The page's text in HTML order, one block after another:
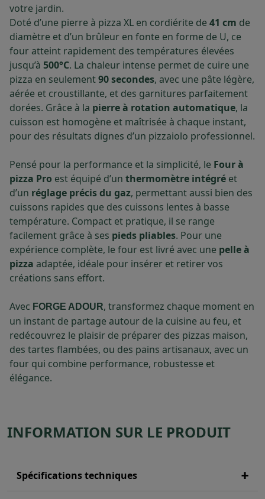
votre jardin.
Doté d’une pierre à pizza XL en cordiérite de 41 cm de
diamètre et d’un brûleur en fonte en forme de U, ce
four atteint rapidement des températures élevées
jusqu’à 500°C. La chaleur intense permet de cuire une
pizza en seulement90 secondes, avec une pâte légère,
aérée et croustillante, et des garnitures parfaitement
dorées. Grâce à la pierre à rotation automatique, la
cuisson est homogène et maîtrisée à chaque instant,
pour des résultats dignes d’un pizzaiolo professionnel.
Pensé pour la performance et la simplicité, le Four à
pizza Pro est équipé d’un thermomètre intégré et
d’un réglage précis du gaz, permettant aussi bien des
cuissons rapides que des cuissons lentes à basse
température. Compact et pratique, il se range
facilement grâce à ses pieds pliables. Pour une
expérience complète, le four est livré avec une pelle à
pizza adaptée, idéale pour insérer et retirer vos
créations sans effort.
Avec FORGE ADOUR, transformez chaque moment en
un instant de partage autour de la cuisine au feu, et
redécouvrez le plaisir de préparer des pizzas maison,
des tartes flambées, ou des pains artisanaux, avec un
four qui combine performance, robustesse et
élégance.
INFORMATION SUR LE PRODUIT
Spécifications techniques